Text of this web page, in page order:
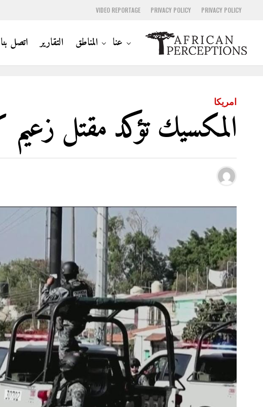
PRIVACY POLICY
PRIVACY POLICY
VIDEO REPORTAGE
عنا المناطق التقارير اتصل بنا
امريكا
المكسيك تؤكد مقتل